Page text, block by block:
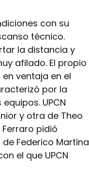
con su
técnico.
la distancia y
afilado. El propio
ventaja en el
por la
UPCN
y otra de Theo
pidió
Federico Martina
el que UPCN